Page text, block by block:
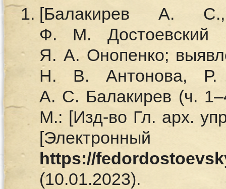
[Балакирев А.
Ф. М.
Я. А. Онопенко;
Н. В. Антонова, Р.
А. С. Балакирев (ч.
М.: [Изд-во Гл. арх.
https://
(10.01.2023).